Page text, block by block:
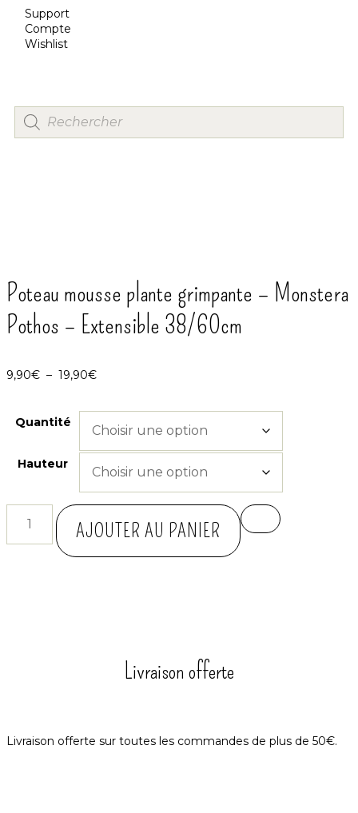
Support
Compte
Wishlist
Poteau mousse plante grimpante – Monstera
Pothos – Extensible 38/60cm
9,90€ – 19,90€
Quantité
Hauteur
AJOUTER AU PANIER
Livraison offerte
Livraison offerte sur toutes les commandes de plus de 50€.